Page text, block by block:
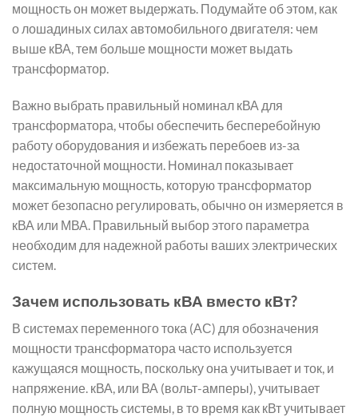
мощность он может выдержать. Подумайте об этом, как
о лошадиных силах автомобильного двигателя: чем
выше кВА, тем больше мощности может выдать
трансформатор.
Важно выбрать правильный номинал кВА для
трансформатора, чтобы обеспечить бесперебойную
работу оборудования и избежать перебоев из-за
недостаточной мощности. Номинал показывает
максимальную мощность, которую трансформатор
может безопасно регулировать, обычно он измеряется в
кВА или МВА. Правильный выбор этого параметра
необходим для надежной работы ваших электрических
систем.
Зачем использовать кВА вместо кВт?
В системах переменного тока (АС) для обозначения
мощности трансформатора часто используется
кажущаяся мощность, поскольку она учитывает и ток, и
напряжение. кВА, или ВА (вольт-амперы), учитывает
полную мощность системы, в то время как кВт учитывает